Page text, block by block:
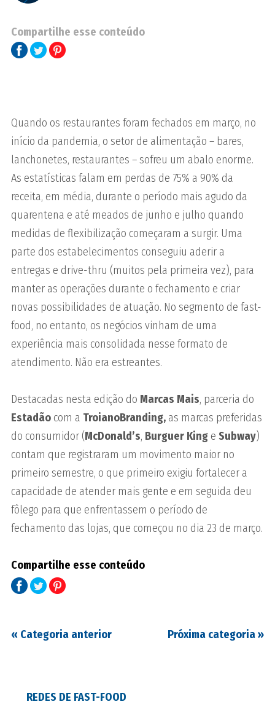
Compartilhe esse conteúdo
REDES DE FAST-FOOD
Quando os restaurantes foram fechados em março, no
início da pandemia, o setor de alimentação – bares,
lanchonetes, restaurantes – sofreu um abalo enorme.
As estatísticas falam em perdas de 75% a 90% da
receita, em média, durante o período mais agudo da
quarentena e até meados de junho e julho quando
medidas de flexibilização começaram a surgir. Uma
parte dos estabelecimentos conseguiu aderir a
entregas e drive-thru (muitos pela primeira vez), para
manter as operações durante o fechamento e criar
novas possibilidades de atuação. No segmento de fast-
food, no entanto, os negócios vinham de uma
experiência mais consolidada nesse formato de
atendimento. Não era estreantes.
Destacadas nesta edição do Marcas Mais, parceria do
Estadão com a TroianoBranding, as marcas preferidas
do consumidor (McDonald’s, Burguer King e Subway)
contam que registraram um movimento maior no
primeiro semestre, o que primeiro exigiu fortalecer a
capacidade de atender mais gente e em seguida deu
fôlego para que enfrentassem o período de
fechamento das lojas, que começou no dia 23 de março.
Compartilhe esse conteúdo
« Categoria anterior Próxima categoria»